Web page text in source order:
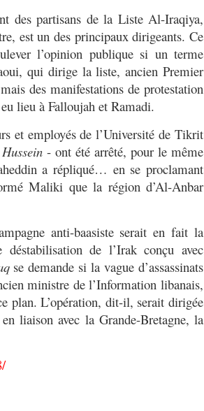
des partisans de la Liste Al-Iraqiya,
est un des principaux dirigeants. Ce
l’opinion publique si un terme
qui dirige la liste, ancien Premier
des manifestations de protestation
lieu à Falloujah et Ramadi.
et employés de l’Université de Tikrit
- ont été arrêté, pour le même
a répliqué… en se proclamant
Maliki que la région d’Al-Anbar
anti-baasiste serait en fait la
de l’Irak conçu avec
se demande si la vague d’assassinats
ministre de l’Information libanais,
plan. L’opération, dit-il, serait dirigée
liaison avec la Grande-Bretagne, la